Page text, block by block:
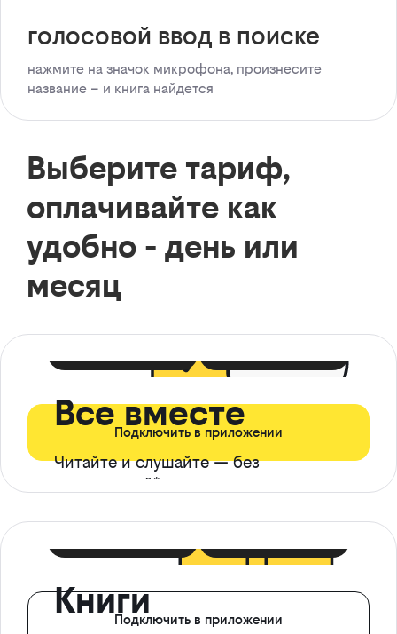
голосовой ввод в поиске
нажмите на значок микрофона, произнесите
название – и книга найдется
Выберите тариф,
оплачивайте как
удобно - день или
месяц
Все вместе
Читайте и слушайте — без
ограничений*
Подключить в приложении
КнигиПодключить в приложении